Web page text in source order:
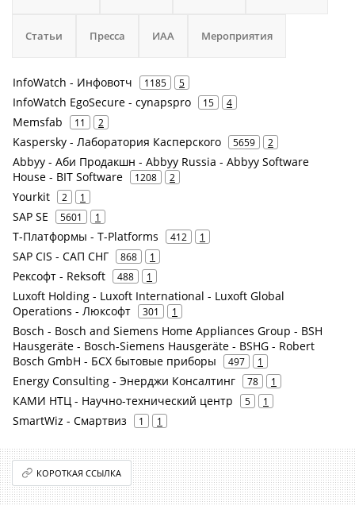
Статьи Пресса ИАА Мероприятия
InfoWatch - Инфовотч 1185 5
InfoWatch EgoSecure - cynapspro 15 4
Memsfab 11 2
Kaspersky - Лаборатория Касперского 5659 2
Abbyy - Аби Продакшн - Abbyy Russia - Abbyy Software
House - BIT Software
1208 2
Yourkit 2 1
SAP SE 5601 1
Т-Платформы - T-Platforms 412 1
SAP CIS - САП СНГ 868 1
Рексофт - Reksoft 488 1
Luxoft Holding - Luxoft International - Luxoft Global
Operations - Люксофт
301 1
Bosch - Bosch and Siemens Home Appliances Group - BSH
Hausgeräte - Bosch-Siemens Hausgeräte - BSHG - Robert
Bosch GmbH - БСХ бытовые приборы
497 1
Energy Consulting - Энерджи Консалтинг 78 1
КАМИ НТЦ - Научно-технический центр 5 1
SmartWiz - Смартвиз 1 1
КОРОТКАЯ ССЫЛКА